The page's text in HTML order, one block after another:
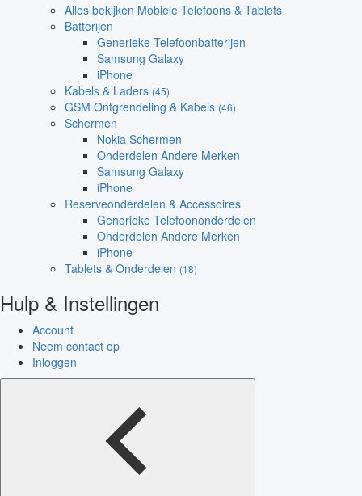
Alles bekijken Mobiele Telefoons & Tablets
Batterijen
Generieke Telefoonbatterijen
Samsung Galaxy
iPhone
Kabels & Laders (45)
GSM Ontgrendeling & Kabels (46)
Schermen
Nokia Schermen
Onderdelen Andere Merken
Samsung Galaxy
iPhone
Reserveonderdelen & Accessoires
Generieke Telefoononderdelen
Onderdelen Andere Merken
iPhone
Tablets & Onderdelen (18)
Hulp & Instellingen
Account
Neem contact op
Inloggen